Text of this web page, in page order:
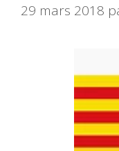
29 mars 2018